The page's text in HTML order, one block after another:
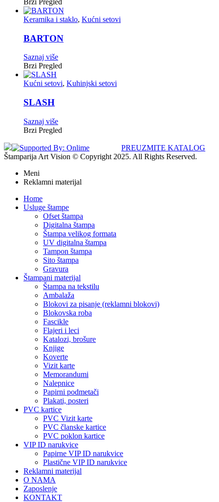
Brzi Pregled
Keramika i staklo, Kućni setovi
BARTON
Saznaj više
Brzi Pregled
Kućni setovi, Kuhinjski setovi
SLASH
Saznaj više
Brzi Pregled
PREUZMITE KATALOG
Štamparija Art Vision © Copyright 2025. All Rights Reserved.
Meni
Reklamni materijal
Home
Usluge štampe
Ofset štampa
Digitalna štampa
Štampa velikog formata
UV digitalna štampa
Tampon štampa
Sito štampa
Gravura
Štampani materijal
Štampa na tekstilu
Ambalaža
Blokovi za pisanje (reklamni blokovi)
Blokovska roba
Fascikle
Flajeri i leci
Katalozi, brošure
Knjige
Koverte
Vizit karte
Memorandumi
Nalepnice
Papirni podmetači
Plakati, posteri
PVC kartice
PVC Vizit karte
PVC članske kartice
PVC poklon kartice
VIP ID narukvice
Papirne VIP ID narukvice
Plastične VIP ID narukvice
Reklamni materijal
O NAMA
Zaposlenje
KONTAKT